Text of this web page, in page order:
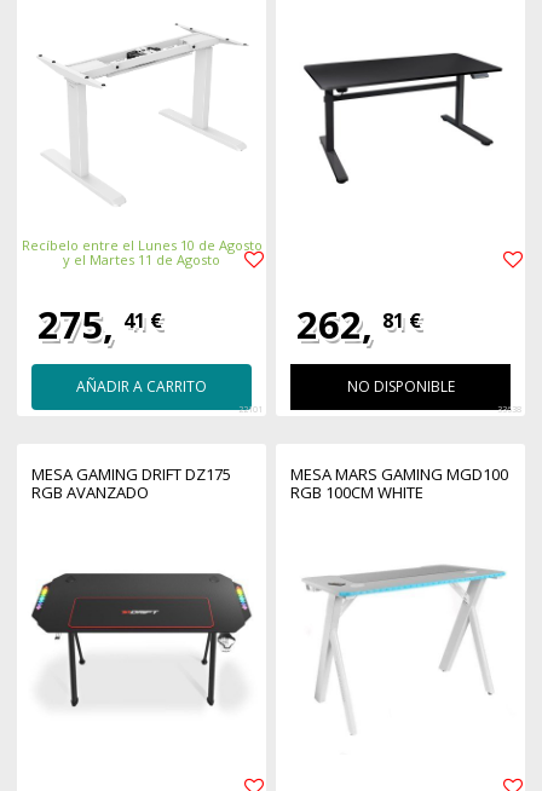
Recíbelo entre el Lunes 10 de Agosto
y el Martes 11 de Agosto
275, 41 €
AÑADIR A CARRITO
22101
262, 81 €
NO DISPONIBLE
33638
MESA GAMING DRIFT DZ175
RGB AVANZADO
MESA MARS GAMING MGD100
RGB 100CM WHITE